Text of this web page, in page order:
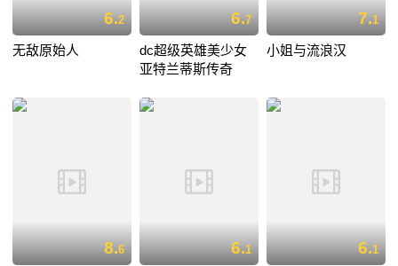
6.2
无敌原始人
6.7
dc超级英雄美少女
亚特兰蒂斯传奇
7.1
小姐与流浪汉
8.6 6.1 6.1